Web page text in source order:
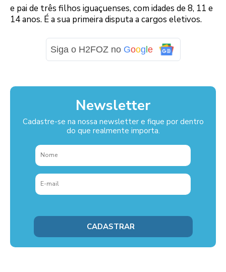
e pai de três filhos iguaçuenses, com idades de 8, 11 e
14 anos. É a sua primeira disputa a cargos eletivos.
Siga o H2FOZ no Goog e
Newsletter
Cadastre-se na nossa newsletter e fique por dentro
do que realmente importa.